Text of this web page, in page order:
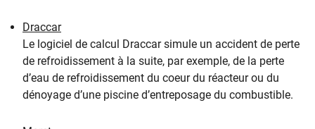
Draccar
Le logiciel de calcul Draccar simule un accident de perte
de refroidissement à la suite, par exemple, de la perte
d’eau de refroidissement du coeur du réacteur ou du
dénoyage d’une piscine d’entreposage du combustible.